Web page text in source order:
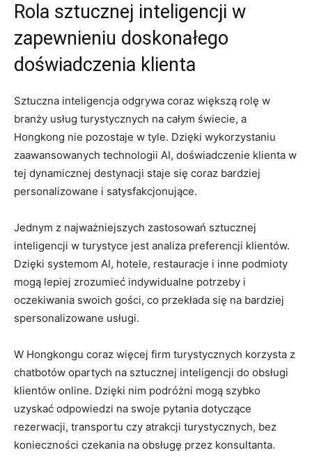
Rola sztucznej inteligencji ‌w
zapewnieniu doskonałego
doświadczenia klienta
Sztuczna ⁤inteligencja odgrywa ​coraz większą rolę ‌w
branży usług turystycznych na całym świecie, a
Hongkong nie pozostaje⁤ w tyle. ⁤Dzięki wykorzystaniu
zaawansowanych technologii AI, doświadczenie klienta w
tej dynamicznej destynacji‌ staje się coraz⁣ bardziej‌
personalizowane i satysfakcjonujące.
Jednym z najważniejszych zastosowań sztucznej
inteligencji w turystyce jest analiza preferencji klientów.
⁢Dzięki systemom AI, ⁢hotele, restauracje i inne podmioty
mogą lepiej zrozumieć indywidualne potrzeby i​
oczekiwania swoich gości,‌ co przekłada się na bardziej
spersonalizowane usługi.
W Hongkongu coraz ⁢więcej firm turystycznych korzysta z
chatbotów​ opartych na ‌sztucznej inteligencji do obsługi
klientów online. Dzięki nim podróżni mogą szybko
uzyskać odpowiedzi na‍ swoje pytania dotyczące
rezerwacji, transportu czy atrakcji turystycznych, bez⁢
konieczności czekania na obsługę przez konsultanta.